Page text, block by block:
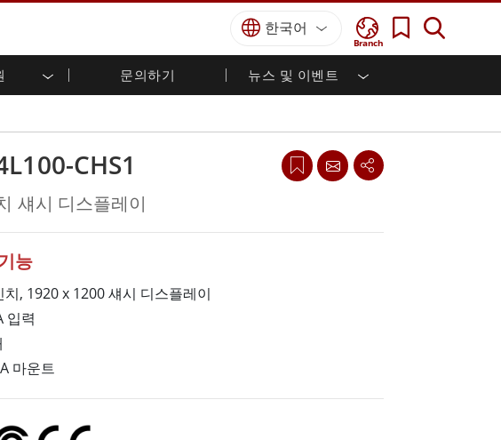
Branch
한국어
문의하기 뉴스 및 이벤트
및 HMI
CAP Touch)
항막 터치)
설계
국방부 러기드 노트북
디펜스 울트라 러기드 태블릿
방어 서버
릿
제품
업
해양
금속 및 광산
터
인증／준수
CHS1
섀시 디스플레이
능
치, 1920 x 1200 섀시 디스플레이
입력
마운트